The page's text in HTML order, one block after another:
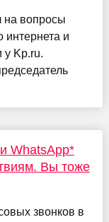
на вопросы
интернета и
у Kp.ru.
WhatsApp*
Вы тоже
звонков в